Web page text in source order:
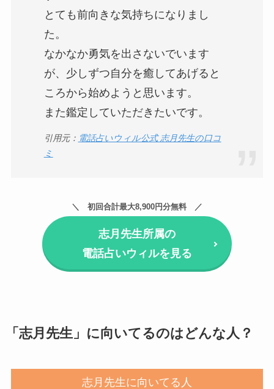
とても前向きな気持ちになりまし
た。
なかなか勇気を出さないでいます
が、少しずつ自分を癒してあげると
ころから始めようと思います。
また鑑定していただきたいです。
引用元： 電話占いウィル公式 志月先生の口コ
ミ
初回合計最大8,900円分無料
志月先生所属の
電話占いウィルを見る
「志月先生」に向いてるのはどんな人？
志月先生に向いてる人